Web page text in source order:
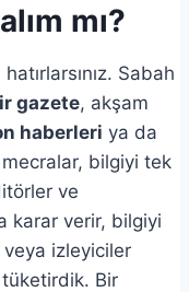
mı?
Sabah
gazete, akşam
haberleri ya da
bilgiyi tek
ve
karar verir, bilgiyi
izleyiciler
Bir